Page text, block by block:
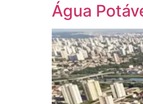
Água